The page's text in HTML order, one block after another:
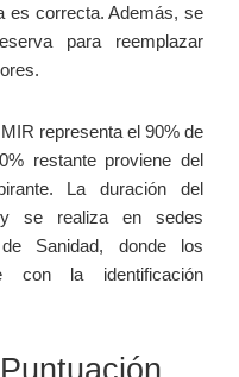
es correcta. Además, se
para reemplazar
representa el 90% de
restante⁢ proviene del
La⁢ duración del‍
se realiza en sedes
‍Sanidad, donde los
con la identificación